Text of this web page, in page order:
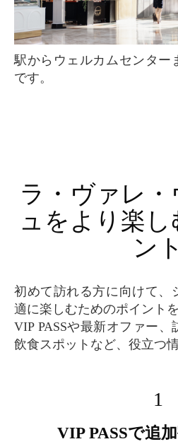
駅からウェルカムセンターまでは、徒歩で約20分
です。
ラ・ヴァレ・ヴィラージ
ュをより楽
ント
初めて訪れる方に向けて、ショッピングをより快
適に楽しむためのポイント
VIP PASSや最新オファー、
飲食スポットなど、役立つ
1
VIP PASSで追